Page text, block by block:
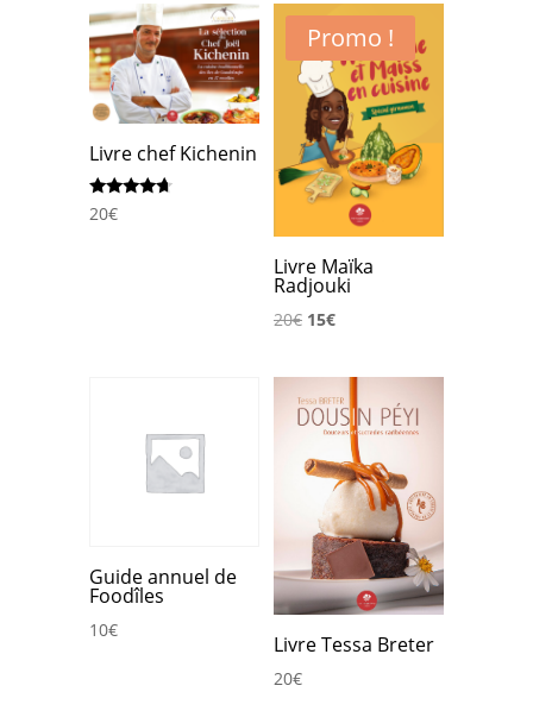
Livre chef Kichenin
Note
4.50
20€
Promo !
Livre Maïka
Radjouki
20€ Le
initial
était :
20€.
15€Le
actuel
est :
15€.
Guide annuel de
Foodîles
10€
Livre Tessa Breter
20€